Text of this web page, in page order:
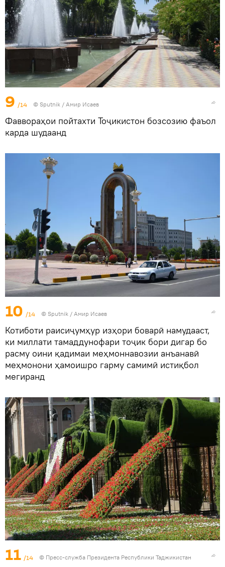
9 /14 © Sputnik / Амир Исаев
Фаввораҳои пойтахти Тоҷикистон бозсозию фаъол
карда шудаанд
10 /14 © Sputnik / Амир Исаев
Котиботи раисиҷумҳур изҳори боварӣ намудааст,
ки миллати тамаддунофари тоҷик бори дигар бо
расму оини қадимаи меҳмоннавозии анъанавӣ
меҳмонони ҳамоишро гарму самимӣ истиқбол
мегиранд
11 /14 © Пресс-служба Президента Республики Таджикистан